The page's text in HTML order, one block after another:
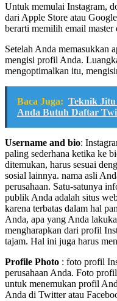
Untuk memulai Instagram,
dari Apple Store atau
berarti memilih email master
Setelah Anda memasukkan
mengisi profil Anda.
mengoptimalkan itu,
Baca Juga: Teknik
Anda Butuh Daftar
Username and bio:
paling sederhana ketika ke
ditemukan, harus sesuai
sosial lainnya. nama asli
perusahaan. Satu-satunya
publik Anda adalah situs
karena terbatas dalam hal
Anda, apa yang Anda
mengharapkan dari profil
tajam. Hal ini juga harus
Profile Photo : foto profil
perusahaan Anda. Foto
untuk menemukan profil
Anda di Twitter atau